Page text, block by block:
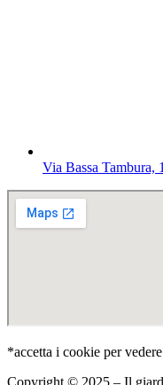
Via Bassa Tambura,
*accetta i cookie per